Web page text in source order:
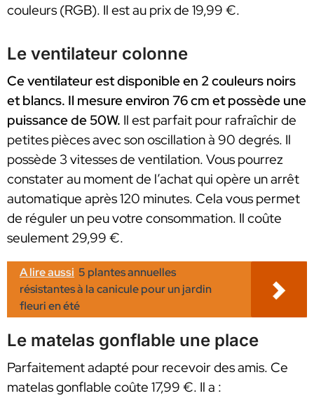
couleurs (RGB). Il est au prix de 19,99 €.
Le ventilateur colonne
Ce ventilateur est disponible en 2 couleurs noirs
et blancs. Il mesure environ 76 cm et possède une
puissance de 50W. Il est parfait pour rafraîchir de
petites pièces avec son oscillation à 90 degrés. Il
possède 3 vitesses de ventilation. Vous pourrez
constater au moment de l’achat qui opère un arrêt
automatique après 120 minutes. Cela vous permet
de réguler un peu votre consommation. Il coûte
seulement 29,99 €.
A lire aussi 5 plantes annuelles
résistantes à la canicule pour un jardin
fleuri en été
Le matelas gonflable une place
Parfaitement adapté pour recevoir des amis. Ce
matelas gonflable coûte 17,99 €. Il a :